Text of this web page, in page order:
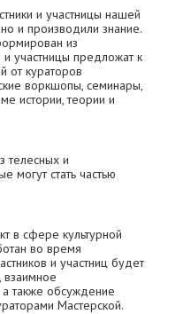
и участницы нашей
и производили знание.
из
и участницы предложат к
от кураторов
воркшопы, семинары,
истории, теории и
телесных и
могут стать частью
в сфере культурной
во время
и участниц будет
а также обсуждение
Мастерской.